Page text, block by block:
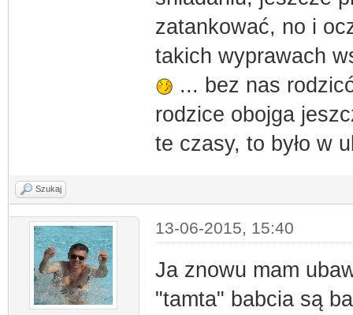
zatankować, no i
takich wyprawach
... bez nas
rodzice obojga
te czasy, to było w
Szukaj
13-06-2015, 15:40
Ja znowu mam
"tamta" babcia są